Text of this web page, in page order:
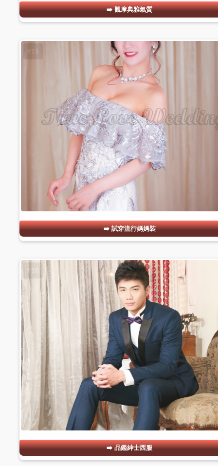
觀摩典雅氣質
試穿流行媽媽裝
#16
品鑑紳士西服